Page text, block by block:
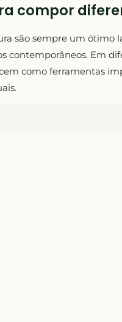
compor
são sempre um ótimo
contemporâneos. Em
como ferramentas